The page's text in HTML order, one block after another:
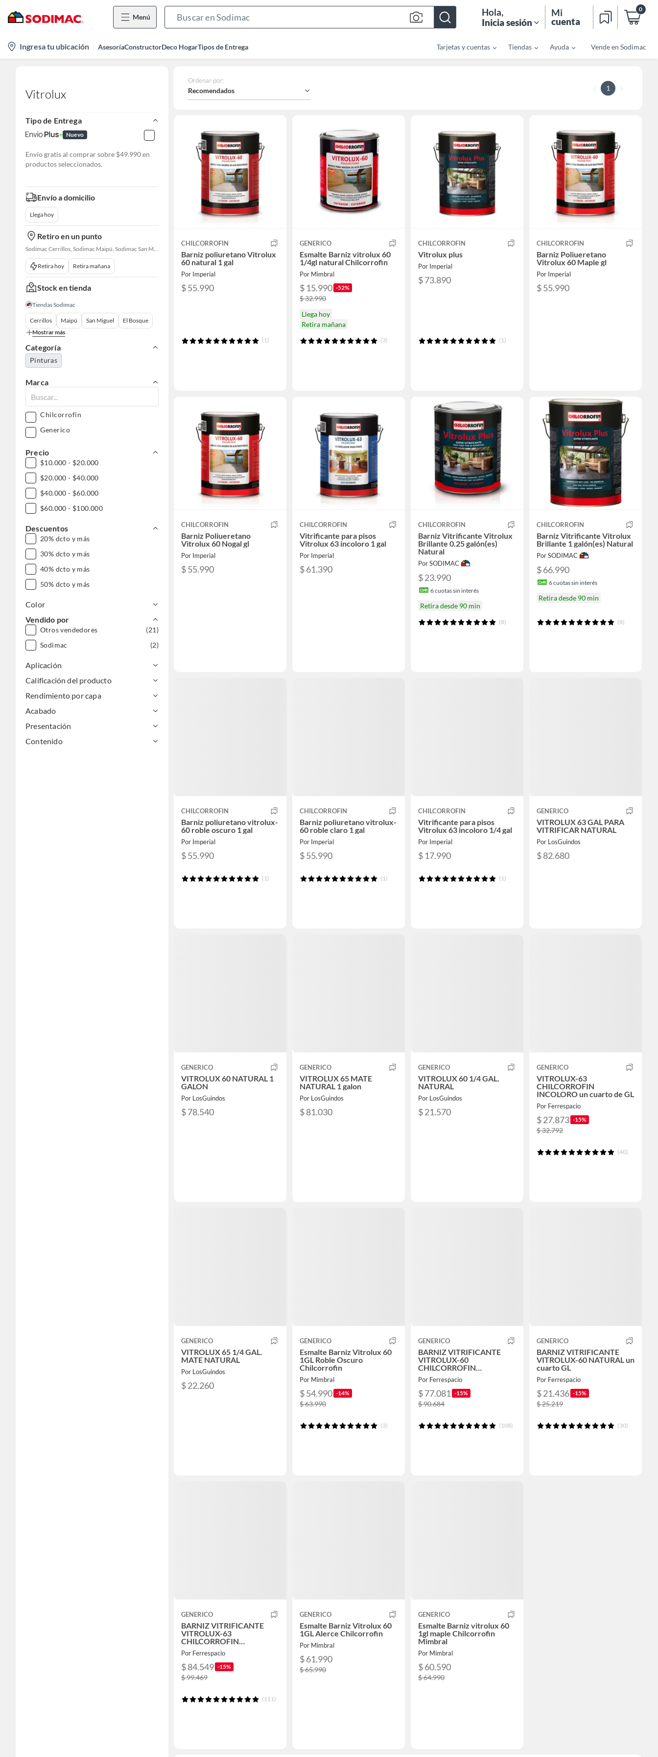
Menú
Bar
Hola,
Inicia sesión
Mi
cuenta
0
location-
icon
Ingresa tu ubicación AsesoríaConstructorDeco HogarTipos de Entrega Tarjetas y cuentas Tiendas Ayuda Vende en Sodimac
Vitrolux
Tipo de Entrega
Nuevo
Envío gratis al comprar sobre $49.990 en
productos seleccionados.
Envío a domicilio
Llega hoy
Retiro en un punto
Sodimac Cerrillos, Sodimac Maipú, Sodimac San Miguel, Sodimac El Bosque, Sodimac San Bernardo, Sodimac San Fernando
Retira hoy Retira mañana
Stock en tienda
Tiendas Sodimac
Cerrillos Maipú San Miguel
El Bosque
Mostrar más
Categoría
Pinturas
Marca
Chilcorrofin
Generico
Precio
$10.000 - $20.000
$20.000 - $40.000
$40.000 - $60.000
$60.000 - $100.000
Descuentos
20% dcto y más
30% dcto y más
40% dcto y más
50% dcto y más
Color
Vendido por
Otros vendedores
(21)
Sodimac
(2)
Aplicación
Calificación del producto
Rendimiento por capa
Acabado
Presentación
Contenido
Ordenar por:
Recomendados 1
CHILCORROFIN
Barniz poliuretano Vitrolux
60 natural 1 gal
Por Imperial
$ 55.990
(1)
GENERICO
Esmalte Barniz vitrolux 60
1/4gl natural Chilcorrofin
Por Mimbral
$ 15.990 -52%
$ 32.990
Llega hoy
Retira mañana
(3)
CHILCORROFIN
Vitrolux plus
Por Imperial
$ 73.890
(1)
CHILCORROFIN
Barniz Poliueretano
Vitrolux 60 Maple gl
Por Imperial
$ 55.990
CHILCORROFIN
Barniz Poliueretano
Vitrolux 60 Nogal gl
Por Imperial
$ 55.990
CHILCORROFIN
Vitrificante para pisos
Vitrolux 63 incoloro 1 gal
Por Imperial
$ 61.390
CHILCORROFIN
Barniz Vitrificante Vitrolux
Brillante 0.25 galón(es)
Natural
Por SODIMAC
$ 23.990
6cuotas sin interés
Retira desde 90 min
(8)
CHILCORROFIN
Barniz Vitrificante Vitrolux
Brillante 1 galón(es) Natural
Por SODIMAC
$ 66.990
6cuotas sin interés
Retira desde 90 min
(8)
CHILCORROFIN
Barniz poliuretano vitrolux-
60 roble oscuro 1 gal
Por Imperial
$ 55.990
(1)
CHILCORROFIN
Barniz poliuretano vitrolux-
60 roble claro 1 gal
Por Imperial
$ 55.990
(1)
CHILCORROFIN
Vitrificante para pisos
Vitrolux 63 incoloro 1/4 gal
Por Imperial
$ 17.990
(1)
GENERICO
VITROLUX 63 GAL PARA
VITRIFICAR NATURAL
Por LosGuindos
$ 82.680
GENERICO
VITROLUX 60 NATURAL 1
GALON
Por LosGuindos
$ 78.540
GENERICO
VITROLUX 65 MATE
NATURAL 1 galon
Por LosGuindos
$ 81.030
GENERICO
VITROLUX 60 1/4 GAL.
NATURAL
Por LosGuindos
$ 21.570
GENERICO
VITROLUX-63
CHILCORROFIN
INCOLORO un cuarto de GL
Por Ferrespacio
$ 27.873 -15%
$ 32.792
(40)
GENERICO
VITROLUX 65 1/4 GAL.
MATE NATURAL
Por LosGuindos
$ 22.260
GENERICO
Esmalte Barniz Vitrolux 60
1GL Roble Oscuro
Chilcorrofin
Por Mimbral
$ 54.990 -14%
$ 63.990
(3)
GENERICO
BARNIZ VITRIFICANTE
VITROLUX-60
CHILCORROFIN
INCOLORO GL.
Por Ferrespacio
$ 77.081 -15%
$ 90.684
(108)
GENERICO
BARNIZ VITRIFICANTE
VITROLUX-60 NATURAL un
cuarto GL
Por Ferrespacio
$ 21.436 -15%
$ 25.219
(30)
GENERICO
BARNIZ VITRIFICANTE
VITROLUX-63
CHILCORROFIN
INCOLORO GL
Por Ferrespacio
$ 84.549 -15%
$ 99.469
(111)
GENERICO
Esmalte Barniz Vitrolux 60
1GL Alerce Chilcorrofin
Por Mimbral
$ 61.990
$ 65.990
GENERICO
Esmalte Barniz vitrolux 60
1gl maple Chilcorrofin
Mimbral
Por Mimbral
$ 60.590
$ 64.990